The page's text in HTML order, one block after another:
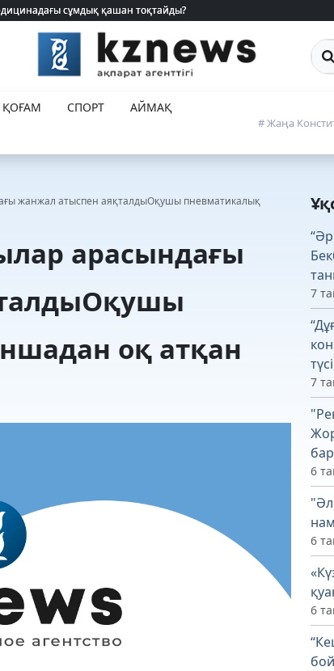
сұмдық қашан тоқтайды?
сұмдық қашан тоқтайды?
ҚОҒАМ СПОРТ
АЙМАҚ
# Жаңа
жанжал атыспен аяқталдыОқушы пневматикалық
арасындағы
оқ атқан
7
7
6
6
6